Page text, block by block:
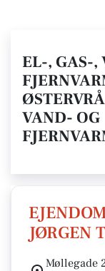
EL-, GAS-,
VAND- OG
JØRGEN
Møllegade